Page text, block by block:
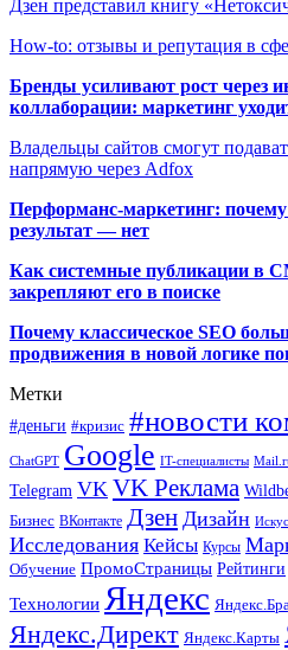
Дзен представил книгу
How-to: отзывы и репутация в
Бренды усиливают рост через
коллаборации: маркетинг
Владельцы сайтов смогут
напрямую через Adfox
Перформанс-маркетинг:
результат — нет
Как системные публикации в
закрепляют его в поиске
Почему классическое SEO
продвижения в новой логике
Метки
#деньги #кризис #новости
ChatGPT Google IT-специалисты
Telegram VK VK Реклама
Бизнес ВКонтакте Дзен Дизайн
Исследования Кейсы Курсы
Обучение ПромоСтраницы Рейтинги
Технологии Яндекс
Яндекс.Директ Яндекс.Карты